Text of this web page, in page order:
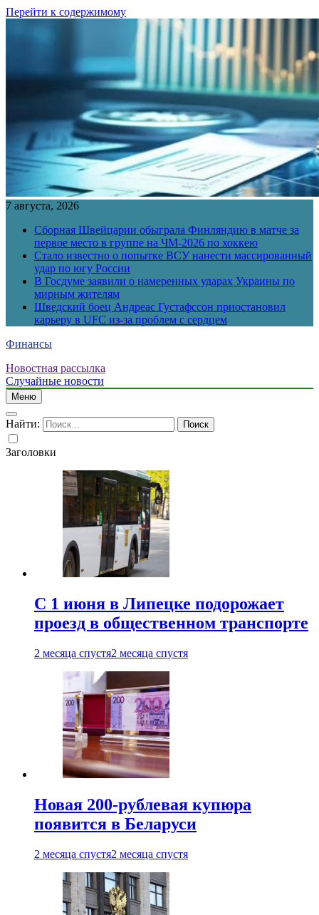
Перейти к содержимому
7 августа, 2026
Сборная Швейцарии обыграла Финляндию в матче за
первое место в группе на ЧМ-2026 по хоккею
Стало известно о попытке ВСУ нанести массированный
удар по югу России
В Госдуме заявили о намеренных ударах Украины по
мирным жителям
Шведский боец Андреас Густафссон приостановил
карьеру в UFC из-за проблем с сердцем
Финансы
Новостная рассылка
Случайные новости
Меню
Найти:
Заголовки
С 1 июня в Липецке подорожает
проезд в общественном транспорте
2 месяца спустя2 месяца спустя
Новая 200-рублевая купюра
появится в Беларуси
2 месяца спустя2 месяца спустя